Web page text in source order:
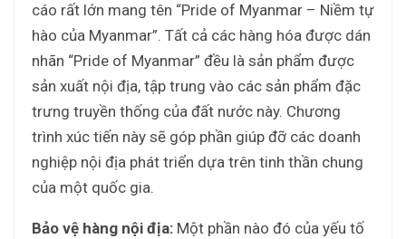
cáo rất lớn mang tên “Pride of Myanmar – Niềm tự
hào của Myanmar”. Tất cả các hàng hóa được dán
nhãn “Pride of Myanmar” đều là sản phẩm được
sản xuất nội địa, tập trung vào các sản phẩm đặc
trưng truyền thống của đất nước này. Chương
trình xúc tiến này sẽ góp phần giúp đỡ các doanh
nghiệp nội địa phát triển dựa trên tinh thần chung
của một quốc gia.
Bảo vệ hàng nội địa: Một phần nào đó của yếu tố